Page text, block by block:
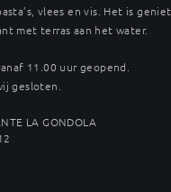
vlees en vis. Het is
met terras aan het water.
11.00 uur geopend.
gesloten.
LA GONDOLA